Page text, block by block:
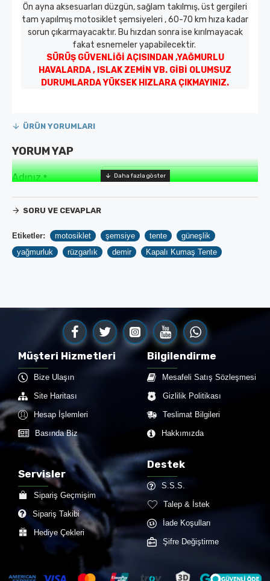
Ön ayna aksesuarları düzgün, sağlam takılmış, üst gergileri
tam yapılmış motosiklet şemsiyeleri , 60-70 km hıza kadar
sorun çıkarmayacaktır. Bu hızdan sonra ise kırılmayacak
fakat esnemeler yapabilecektir.
SÜRÜŞ GÜVENLİĞİ AÇISINDAN ,YAĞMURLU
HAVALARDA , ISLAK ZEMİN VB. GİBİ OLUMSUZ
DURUMLARDA YÜKSEK HIZLARA ÇIKMAYINIZ.
ÜRÜN YORUMLARI
YORUM YAP
Adınız
DEVAM
SORU VE CEVAPLAR
Etiketler: motosiklet şemsiye tente
güneşlik
yağmurluk
rüzgarlık demir Kapalı Kumaş Tente
Müşteri Hizmetleri
Bize Ulaşın
Site Haritası
Hesap İşlemleri
Basında Biz
Bilgilendirme
Mesafeli Satış Sözleşmesi
Gizlilik Politikası
Teslimat Bilgileri
Hakkımızda
Servisler
Sipariş Geçmişim
Sipariş Takibi
Hediye Çekleri
Destek
S.S.S.
Talep & İstek
İade Koşulları
Şifre Değiştirme